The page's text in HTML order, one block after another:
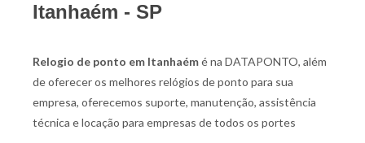
Itanhaém - SP
Relogio de ponto em Itanhaémé na DATAPONTO, além
de oferecer os melhores relógios de ponto para sua
empresa, oferecemos suporte, manutenção, assistência
técnica e locação para empresas de todos os portes